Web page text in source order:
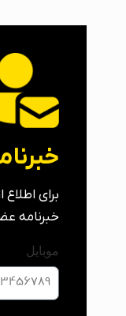
برای
خبرنامه
موبایل